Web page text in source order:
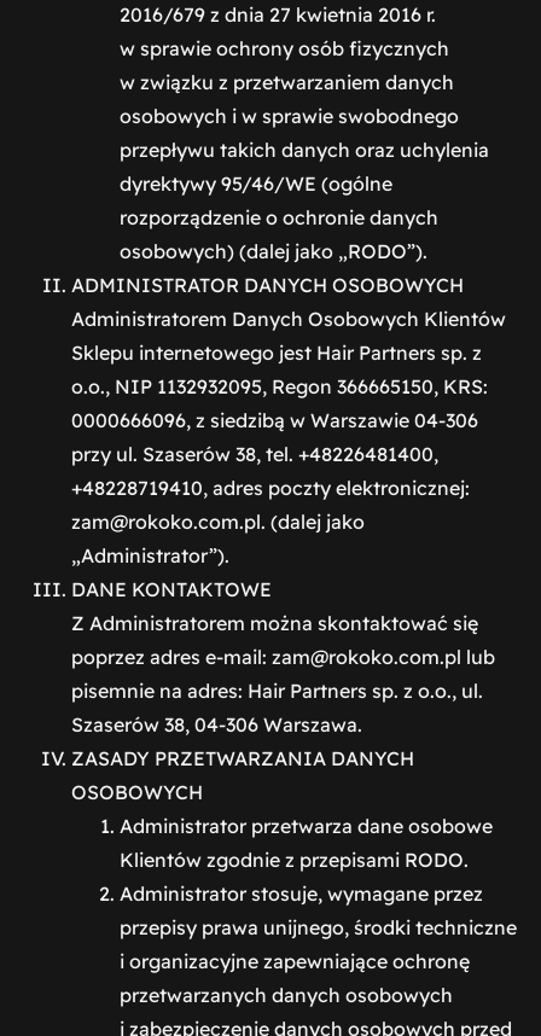
2016/679 z dnia 27 kwietnia 2016 r.
w sprawie ochrony osób fizycznych
w związku z przetwarzaniem danych
osobowych i w sprawie swobodnego
przepływu takich danych oraz uchylenia
dyrektywy 95/46/WE (ogólne
rozporządzenie o ochronie danych
osobowych) (dalej jako „RODO”).
ADMINISTRATOR DANYCH OSOBOWYCH
Administratorem Danych Osobowych Klientów
Sklepu internetowego jest Hair Partners sp. z
o.o., NIP 1132932095, Regon 366665150, KRS:
0000666096, z siedzibą w Warszawie 04-306
przy ul. Szaserów 38, tel. +48226481400,
+48228719410, adres poczty elektronicznej:
zam@rokoko.com.pl. (dalej jako
„Administrator”).
DANE KONTAKTOWE
Z Administratorem można skontaktować się
poprzez adres e-mail: zam@rokoko.com.pl lub
pisemnie na adres: Hair Partners sp. z o.o., ul.
Szaserów 38, 04-306 Warszawa.
ZASADY PRZETWARZANIA DANYCH
OSOBOWYCH
Administrator przetwarza dane osobowe
Klientów zgodnie z przepisami RODO.
Administrator stosuje, wymagane przez
przepisy prawa unijnego, środki techniczne
i organizacyjne zapewniające ochronę
przetwarzanych danych osobowych
i zabezpieczenie danych osobowych przed